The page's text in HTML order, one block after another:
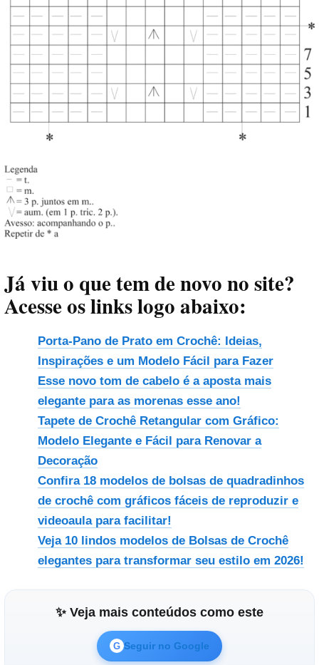
Já viu o que tem de novo no site?
Acesse os links logo abaixo:
Porta-Pano de Prato em Crochê: Ideias,
Inspirações e um Modelo Fácil para Fazer
Esse novo tom de cabelo é a aposta mais
elegante para as morenas esse ano!
Tapete de Crochê Retangular com Gráfico:
Modelo Elegante e Fácil para Renovar a
Decoração
Confira 18 modelos de bolsas de quadradinhos
de crochê com gráficos fáceis de reproduzir e
videoaula para facilitar!
Veja 10 lindos modelos de Bolsas de Crochê
elegantes para transformar seu estilo em 2026!
✨ Veja mais conteúdos como este
G Seguir no Google